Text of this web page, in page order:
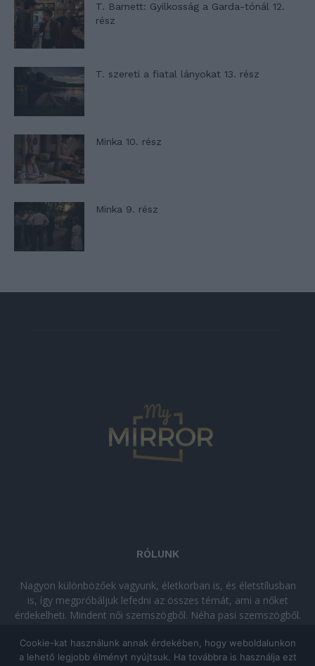
T. Barnett: Gyilkosság a Garda-tónál 12.
rész
T. szereti a fiatal lányokat 13. rész
Minka 10. rész
Minka 9. rész
RÓLUNK
Nagyon különbözőek vagyunk, életkorban is, és életstílusban
is, így megpróbáljuk lefedni az összes témát, ami a nőket
érdekelheti. Mindent női szemszögből. Néha pasi szemszögből.
kikapcsolódásra vágysz!
Cookie-kat használunk annak érdekében, hogy weboldalunkon
a lehető legjobb élményt nyújtsuk. Ha továbbra is használja ezt